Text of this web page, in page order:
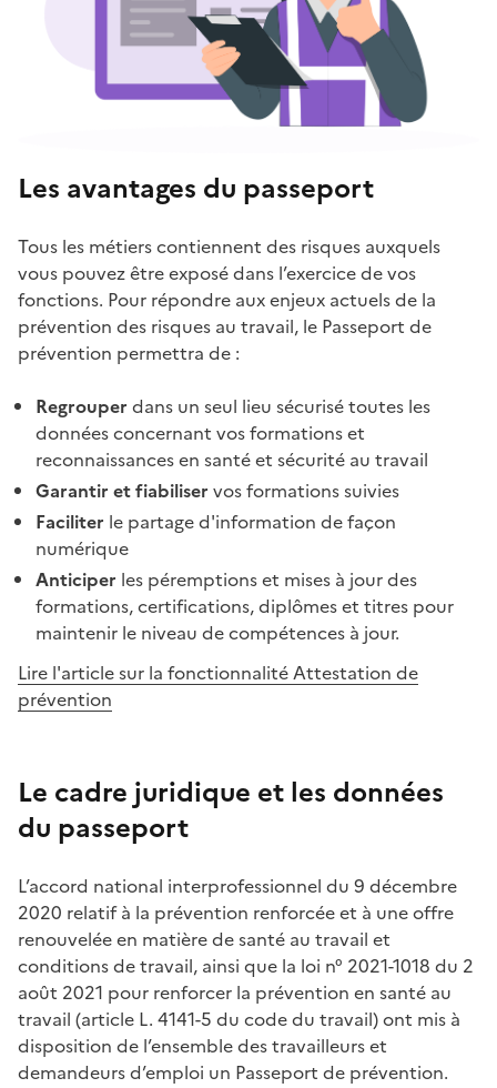
Les avantages du passeport
Tous les métiers contiennent des risques auxquels
vous pouvez être exposé dans l’exercice de vos
fonctions. Pour répondre aux enjeux actuels de la
prévention des risques au travail, le Passeport de
prévention permettra de :
Regrouper dans un seul lieu sécurisé toutes les
données concernant vos formations et
reconnaissances en santé et sécurité au travail
Garantir et fiabiliser vos formations suivies
Faciliter le partage d'information de façon
numérique
Anticiper les péremptions et mises à jour des
formations, certifications, diplômes et titres pour
maintenir le niveau de compétences à jour.
Lire l'article sur la fonctionnalité Attestation de
prévention
Le cadre juridique et les données
du passeport
L’accord national interprofessionnel du 9 décembre
2020 relatif à la prévention renforcée et à une offre
renouvelée en matière de santé au travail et
conditions de travail, ainsi que la loi n° 2021-1018 du 2
août 2021 pour renforcer la prévention en santé au
travail (article L. 4141-5 du code du travail) ont mis à
disposition de l’ensemble des travailleurs et
demandeurs d’emploi un Passeport de prévention.